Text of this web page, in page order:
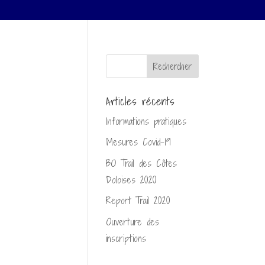
Articles récents
Informations pratiques
Mesures Covid-19
BO Trail des Côtes
Doloises 2020
Report Trail 2020
Ouverture des
inscriptions